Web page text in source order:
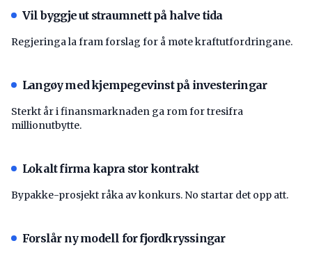
Vil byggje ut straumnett på halve tida
Regjeringa la fram forslag for å møte kraftutfordringane.
Langøy med kjempegevinst på investeringar
Sterkt år i finansmarknaden ga rom for tresifra
millionutbytte.
Lokalt firma kapra stor kontrakt
Bypakke-prosjekt råka av konkurs. No startar det opp att.
Forslår ny modell for fjordkryssingar